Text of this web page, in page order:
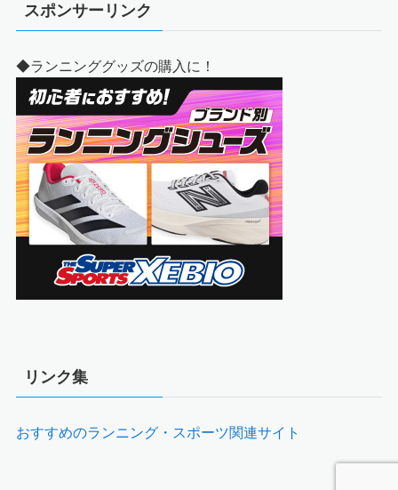
スポンサーリンク
◆ランニンググッズの購入に！
リンク集
おすすめのランニング・スポーツ関連サイト